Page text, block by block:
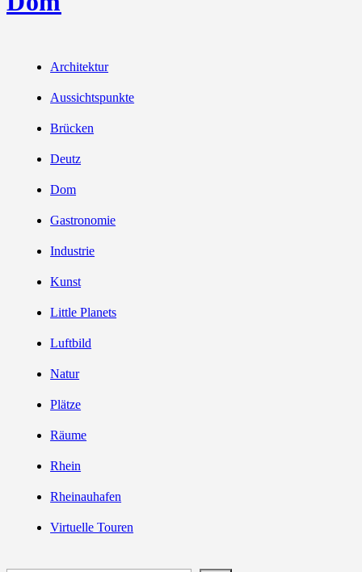
Architektur
Aussichtspunkte
Brücken
Deutz
Dom
Gastronomie
Industrie
Kunst
Little Planets
Luftbild
Natur
Plätze
Räume
Rhein
Rheinauhafen
Virtuelle Touren